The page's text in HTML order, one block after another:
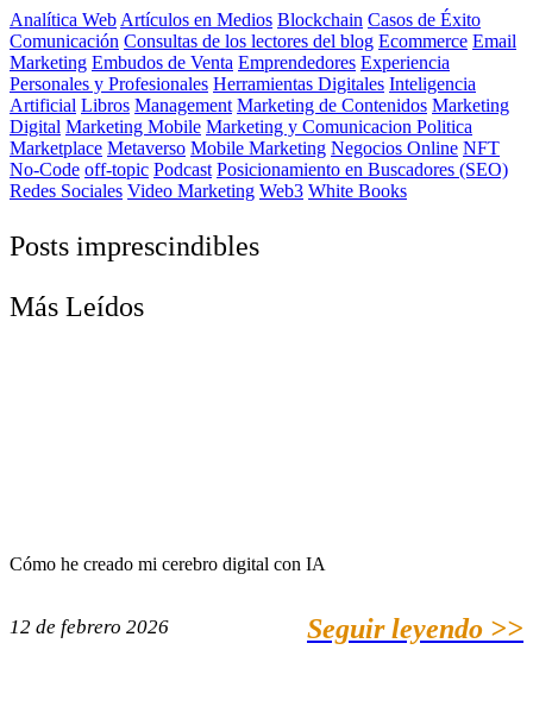
Analítica Web Artículos en Medios Blockchain Casos de Éxito
Comunicación Consultas de los lectores del blog Ecommerce Email
Marketing Embudos de Venta Emprendedores Experiencia
Personales y Profesionales Herramientas Digitales Inteligencia
Artificial Libros Management Marketing de Contenidos Marketing
Digital Marketing Mobile Marketing y Comunicacion Politica
Marketplace Metaverso Mobile Marketing Negocios Online NFT
No-Code off-topic Podcast Posicionamiento en Buscadores (SEO)
Redes Sociales Video Marketing Web3 White Books
Posts imprescindibles
Más Leídos
Cómo he creado mi cerebro digital con IA
12 de febrero 2026 Seguir leyendo >>